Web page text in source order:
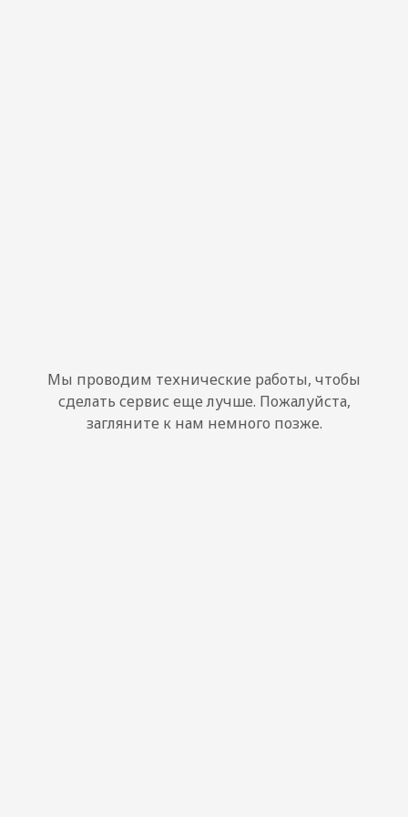
Мы проводим технические работы, чтобы
сделать сервис еще лучше. Пожалуйста,
загляните к нам немного позже.